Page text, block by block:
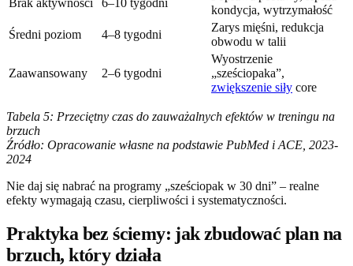
Brak aktywności 6–10 tygodni
kondycja, wytrzymałość
Średni poziom
4–8 tygodni
Zarys mięśni, redukcja
obwodu w talii
Zaawansowany 2–6 tygodni
Wyostrzenie
„sześciopaka”,
zwiększenie siły core
Tabela 5: Przeciętny czas do zauważalnych efektów w treningu na
brzuch
Źródło: Opracowanie własne na podstawie PubMed i ACE, 2023-
2024
Nie daj się nabrać na programy „sześciopak w 30 dni” – realne
efekty wymagają czasu, cierpliwości i systematyczności.
Praktyka bez ściemy: jak zbudować plan na
brzuch, który działa